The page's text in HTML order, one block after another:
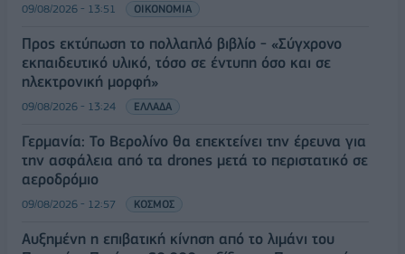
09/08/2026 - 13:51 ΟΙΚΟΝΟΜΙΑ
Προς εκτύπωση το πολλαπλό βιβλίο - «Σύγχρονο
εκπαιδευτικό υλικό, τόσο σε έντυπη όσο και σε
ηλεκτρονική μορφή»
09/08/2026 - 13:24 ΕΛΛΑΔΑ
Γερμανία: Το Βερολίνο θα επεκτείνει την έρευνα για
την ασφάλεια από τα drones μετά το περιστατικό σε
αεροδρόμιο
09/08/2026 - 12:57 ΚΟΣΜΟΣ
Αυξημένη η επιβατική κίνηση από το λιμάνι του